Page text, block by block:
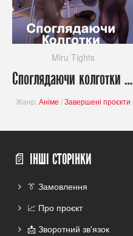
Miru Tights
Споглядаючи колготки / Miru Tights
Жанр: Аніме /Завершені проєкти
📄 ІНШІ СТОРІНКИ
👔 Замовлення
📈 Про проєкт
📩 Зворотний зв'язок